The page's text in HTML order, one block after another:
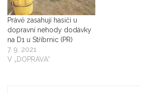
Právě zasahují hasiči u
dopravní nehody dodávky
na D1 u Stříbrnic (PR)
7. 9. 2021
V „DOPRAVA“